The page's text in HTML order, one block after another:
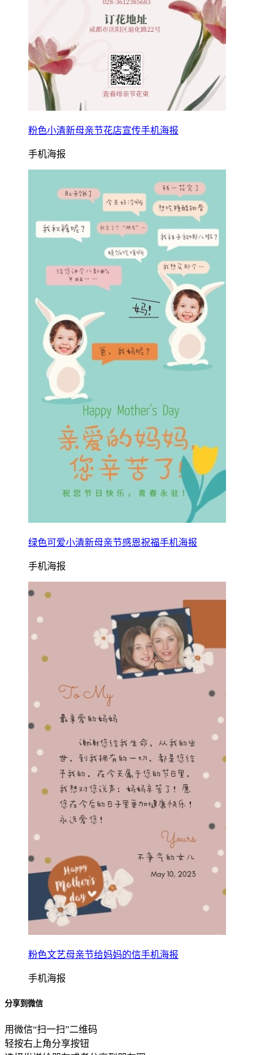
粉色小清新母亲节花店宣传手机海报
手机海报
绿色可爱小清新母亲节感恩祝福手机海报
手机海报
粉色文艺母亲节给妈妈的信手机海报
手机海报
分享到微信
用微信“扫一扫”二维码
轻按右上角分享按钮